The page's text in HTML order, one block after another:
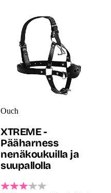
Ouch
XTREME -
Pääharness
nenäkoukuilla ja
suupallolla